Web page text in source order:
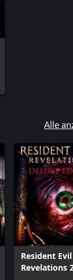
Alle
Resident Evil
Revelations